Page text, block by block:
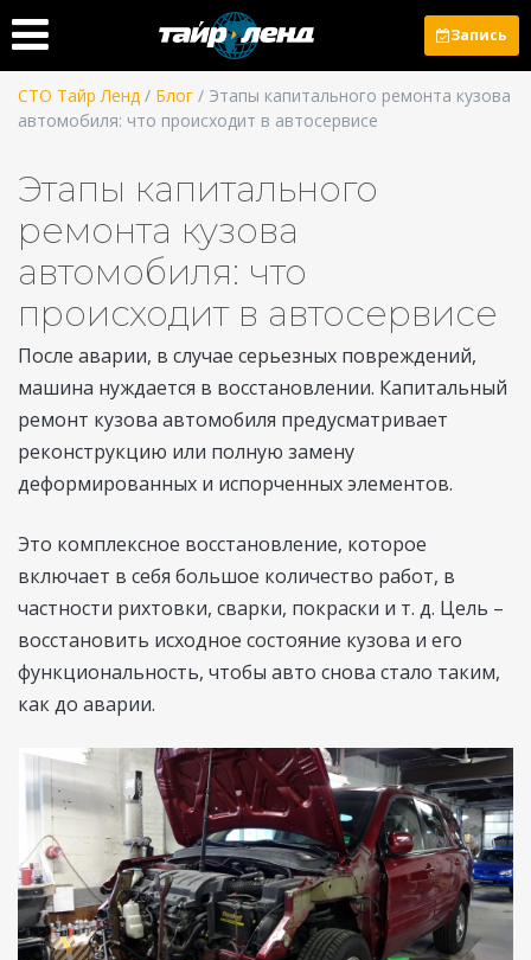
Запись
СТО Тайр Ленд / Блог / Этапы капитального ремонта кузова
автомобиля: что происходит в автосервисе
Этапы капитального
ремонта кузова
автомобиля: что
происходит в автосервисе
После аварии, в случае серьезных повреждений,
машина нуждается в восстановлении. Капитальный
ремонт кузова автомобиля предусматривает
реконструкцию или полную замену
деформированных и испорченных элементов.
Это комплексное восстановление, которое
включает в себя большое количество работ, в
частности рихтовки, сварки, покраски и т. д. Цель –
восстановить исходное состояние кузова и его
функциональность, чтобы авто снова стало таким,
как до аварии.